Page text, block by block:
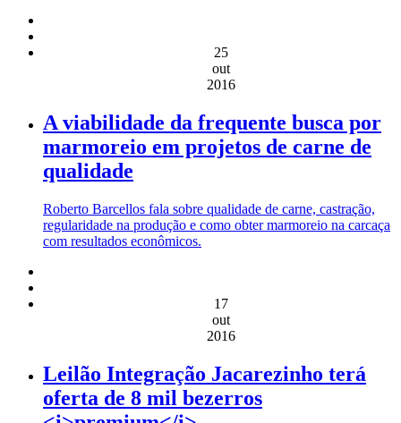
25
out
2016
A viabilidade da frequente busca por
marmoreio em projetos de carne de
qualidade
Roberto Barcellos fala sobre qualidade de carne, castração,
regularidade na produção e como obter marmoreio na carcaça
com resultados econômicos.
17
out
2016
Leilão Integração Jacarezinho terá
oferta de 8 mil bezerros